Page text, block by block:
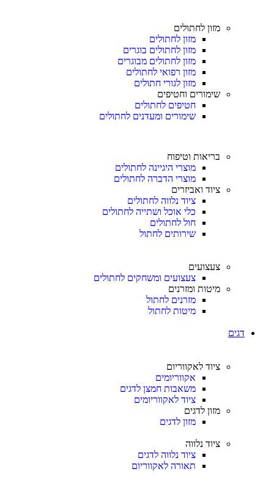
מזון לחתולים
מזון לחתולים
מזון לחתולים בוגרים
מזון לחתולים מבוגרים
מזון רפואי לחתולים
מזון לגורי חתולים
שימורים וחטיפים
חטיפים לחתולים
שימורים ומעדנים לחתולים
בריאות וטיפוח
מוצרי היגיינה לחתולים
מוצרי הדברה לחתולים
ציוד ואביזרים
ציוד נלווה לחתולים
כלי אוכל ושתייה לחתולים
חול לחתולים
שירותים לחתול
צעצועים
צעצועים ומשחקים לחתולים
מיטות ומזרנים
מזרנים לחתול
מיטות לחתול
דגים
ציוד לאקווריום
אקווריומים
משאבות חמצן לדגים
ציוד לאקווריומים
מזון לדגים
מזון לדגים
ציוד נלווה
ציוד נלווה לדגים
תאורה לאקווריום